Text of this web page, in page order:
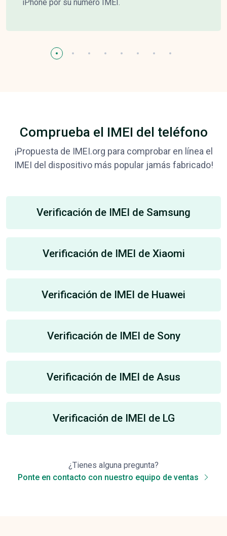
iPhone por su número IMEI.
Comprueba el IMEI del teléfono
¡Propuesta de IMEI.org para comprobar en línea el
IMEI del dispositivo más popular jamás fabricado!
Verificación de IMEI de Samsung
Verificación de IMEI de Xiaomi
Verificación de IMEI de Huawei
Verificación de IMEI de Sony
Verificación de IMEI de Asus
Verificación de IMEI de LG
¿Tienes alguna pregunta?
Ponte en contacto con nuestro equipo de ventas